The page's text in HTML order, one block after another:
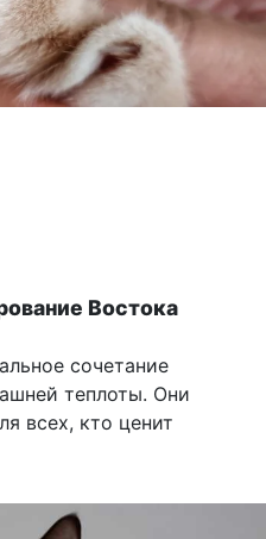
Востока
сочетание
теплоты. Они
всех, кто ценит